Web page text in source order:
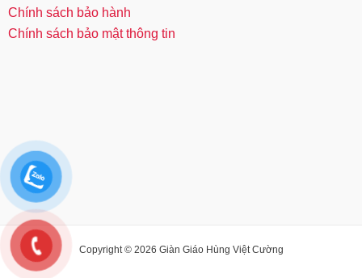
Chính sách bảo hành
Chính sách bảo mật thông tin
Copyright © 2026 Giàn Giáo Hùng Việt Cường